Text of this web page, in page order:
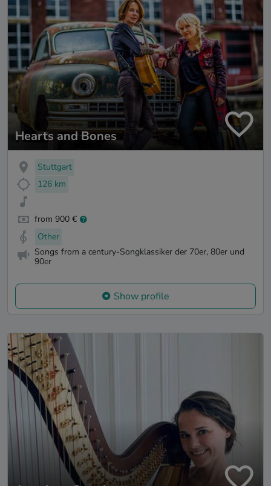
Hearts and Bones
Stuttgart
126 km
from 900 €
Other
Songs from a century-Songklassiker der 70er, 80er und
90er
Show profile